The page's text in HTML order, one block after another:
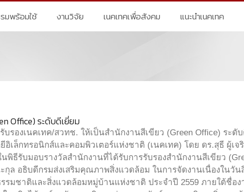
มพร้อมใช้ งานวิจัย เนคเทคเพื่อสังคม แนะนำเนคเทค
Office) ระดับดีเยี่ยม
รองเนคเทค/สวทช. ให้เป็นสำนักงานสีเขียว (Green Office) ระดั
อิเล็กทรอนิกส์และคอมพิวเตอร์แห่งชาติ (เนคเทค) โดย ดร.สุธี ผู้เ
พิธีรับมอบรางวัลสำนักงานที่ได้รับการรับรองสำนักงานสีเขียว
กุล อธิบดีกรมส่งเสริมคุณภาพสิ่งแวดล้อม ในการจัดงานเนื่องในวัน
มชาติและสิ่งแวดล้อมหมู่บ้านแห่งชาติ ประจำปี 2559 ภายใต้ชื่อง